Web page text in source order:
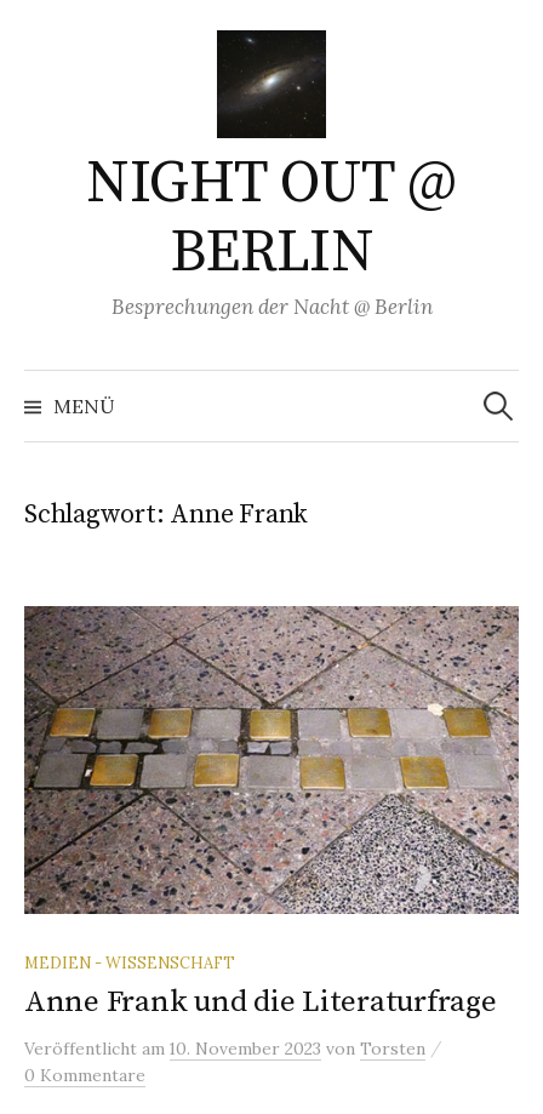
NIGHT OUT @
BERLIN
Besprechungen der Nacht @ Berlin
MENÜ
Suchen
nach:
Schlagwort: Anne Frank
MEDIEN - WISSENSCHAFT
Anne Frank und die Literaturfrage
Veröffentlicht am 10. November 2023 von Torsten /
0 Kommentare